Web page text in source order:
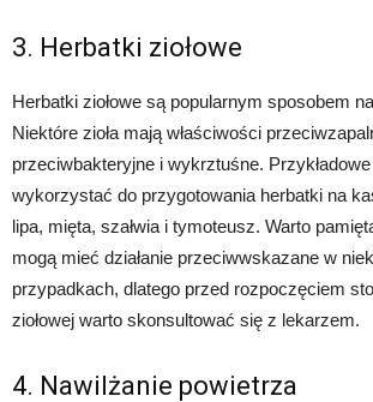
3. Herbatki ziołowe
Herbatki ziołowe są popularnym sposobem
Niektóre zioła mają właściwości
przeciwbakteryjne i wykrztuśne.
wykorzystać do przygotowania herbatki na
lipa, mięta, szałwia i tymoteusz. Warto
mogą mieć działanie przeciwwskazane w
przypadkach, dlatego przed rozpoczęciem
ziołowej warto skonsultować się z lekarzem.
4. Nawilżanie powietrza